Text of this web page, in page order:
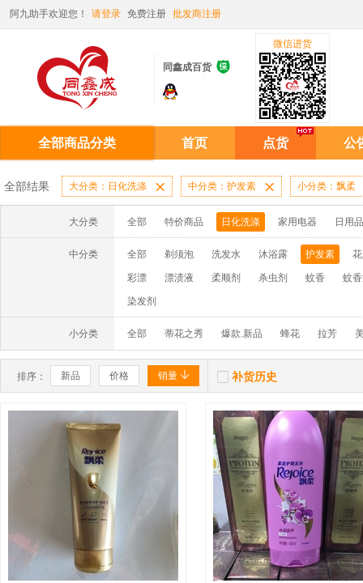
阿九助手欢迎您！ 请登录 免费注册 批发商注册
同鑫成百货 
微信进货
全部商品分类 首页 点货 公
全部结果 大分类：日化洗涤  中分类：护发素  小分类：飘柔
大分类 全部 特价商品 日化洗涤 家用电器 日用品
中分类 全部 剃须泡 洗发水 沐浴露 护发素
彩漂 漂渍液 柔顺剂 杀虫剂 蚊香 蚊
染发剂
小分类 全部 蒂花之秀 爆款.新品 蜂花 拉芳
排序： 新品 价格 销量   补货历史